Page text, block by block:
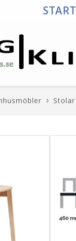
START
Stolar